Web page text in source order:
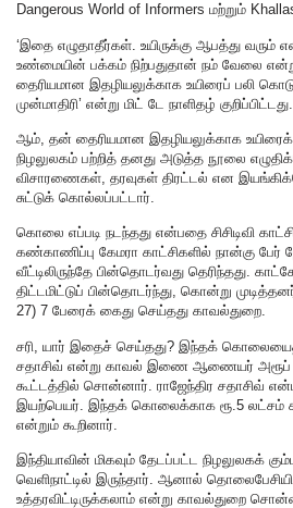
Dangerous World of Informers மற்றும்
‘இதை எழுதாதீர்கள். உயிருக்கு ஆபத்து வரும்
உண்மையின் பக்கம் நிற்பதுதான் நம் வேலை
தைரியமான இதழியலுக்காக உயிரைப் பலி
முன்மாதிரி’ என்று மிட் டே நாளிதழ் குறிப்பிட்டது.
ஆம், தன் தைரியமான இதழியலுக்காக
நிழலுலகம் பற்றித் தனது அடுத்த நூலை
விசாரணைகள், தரவுகள் திரட்டல் என
சுட்டுக் கொல்லப்பட்டார்.
கொலை எப்படி நடந்தது என்பதை சிசிடிவி
கண்காணிப்பு கேமரா காட்சிகளில் நான்கு
வீட்டிலிருந்தே பின்தொடர்வது தெரிந்தது.
திட்டமிட்டுப் பின்தொடர்ந்து, கொன்று
27) 7 பேரைக் கைது செய்தது காவல்துறை.
சரி, யார் இதைச் செய்தது? இந்தக் கொலையைத்
சதாசிவ் என்று காவல் இணை ஆணையர் அரூப்
கூட்டத்தில் சொன்னார். ராஜேந்திர சதாசிவ்
இயற்பெயர். இந்தக் கொலைக்காக ரூ.5 லட்சம்
என்றும் கூறினார்.
இந்தியாவின் மிகவும் தேடப்பட்ட நிழலுலகக்
வெளிநாட்டில் இருந்தார். ஆனால்
உத்தரவிட்டிருக்கலாம் என்று காவல்துறை